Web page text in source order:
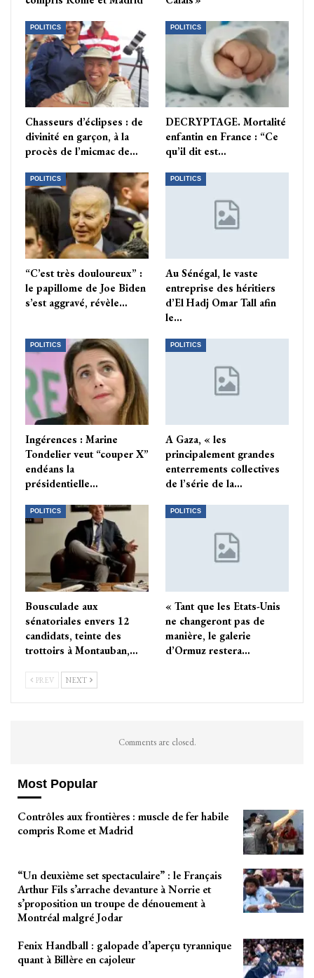
POLITICS
Chasseurs d’éclipses : de
divinité en garçon, à la
procès de l’micmac de…
POLITICS
DECRYPTAGE. Mortalité
enfantin en France : “Ce
qu’il dit est…
POLITICS
“C’est très douloureux” :
le papillome de Joe Biden
s’est aggravé, révèle…
POLITICS
Au Sénégal, le vaste
entreprise des héritiers
d’El Hadj Omar Tall afin
le…
POLITICS
Ingérences : Marine
Tondelier veut “couper X”
endéans la
présidentielle…
POLITICS
A Gaza, « les
principalement grandes
enterrements collectives
de l’série de la…
POLITICS
Bousculade aux
sénatoriales envers 12
candidats, teinte des
trottoirs à Montauban,…
POLITICS
« Tant que les Etats-Unis
ne changeront pas de
manière, le galerie
d’Ormuz restera…
PREV NEXT
Comments are closed.
Most Popular
Contrôles aux frontières : muscle de fer habile
compris Rome et Madrid
“Un deuxième set spectaculaire” : le Français
Arthur Fils s’arrache devanture à Norrie et
s’proposition un troupe de dénouement à
Montréal malgré Jodar
Fenix Handball : galopade d’aperçu tyrannique
quant à Billère en cajoleur